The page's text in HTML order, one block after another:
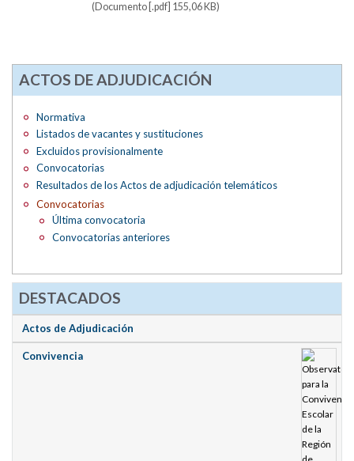
(Documento [.pdf] 155,06 KB)
ACTOS DE ADJUDICACIÓN
Normativa
Listados de vacantes y sustituciones
Excluidos provisionalmente
Convocatorias
Resultados de los Actos de adjudicación telemáticos
Convocatorias
Última convocatoria
Convocatorias anteriores
DESTACADOS
Actos de Adjudicación
Convivencia